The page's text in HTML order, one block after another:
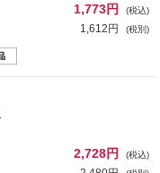
1,773円 (税込)
1,612円 (税別)
2,728円 (税込)